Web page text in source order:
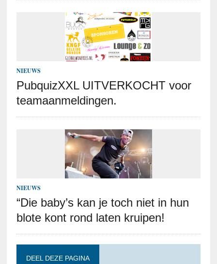
NIEUWS
PubquizXXL UITVERKOCHT voor
teamaanmeldingen.
NIEUWS
“Die baby’s kan je toch niet in hun
blote kont rond laten kruipen!
DEEL DEZE PAGINA